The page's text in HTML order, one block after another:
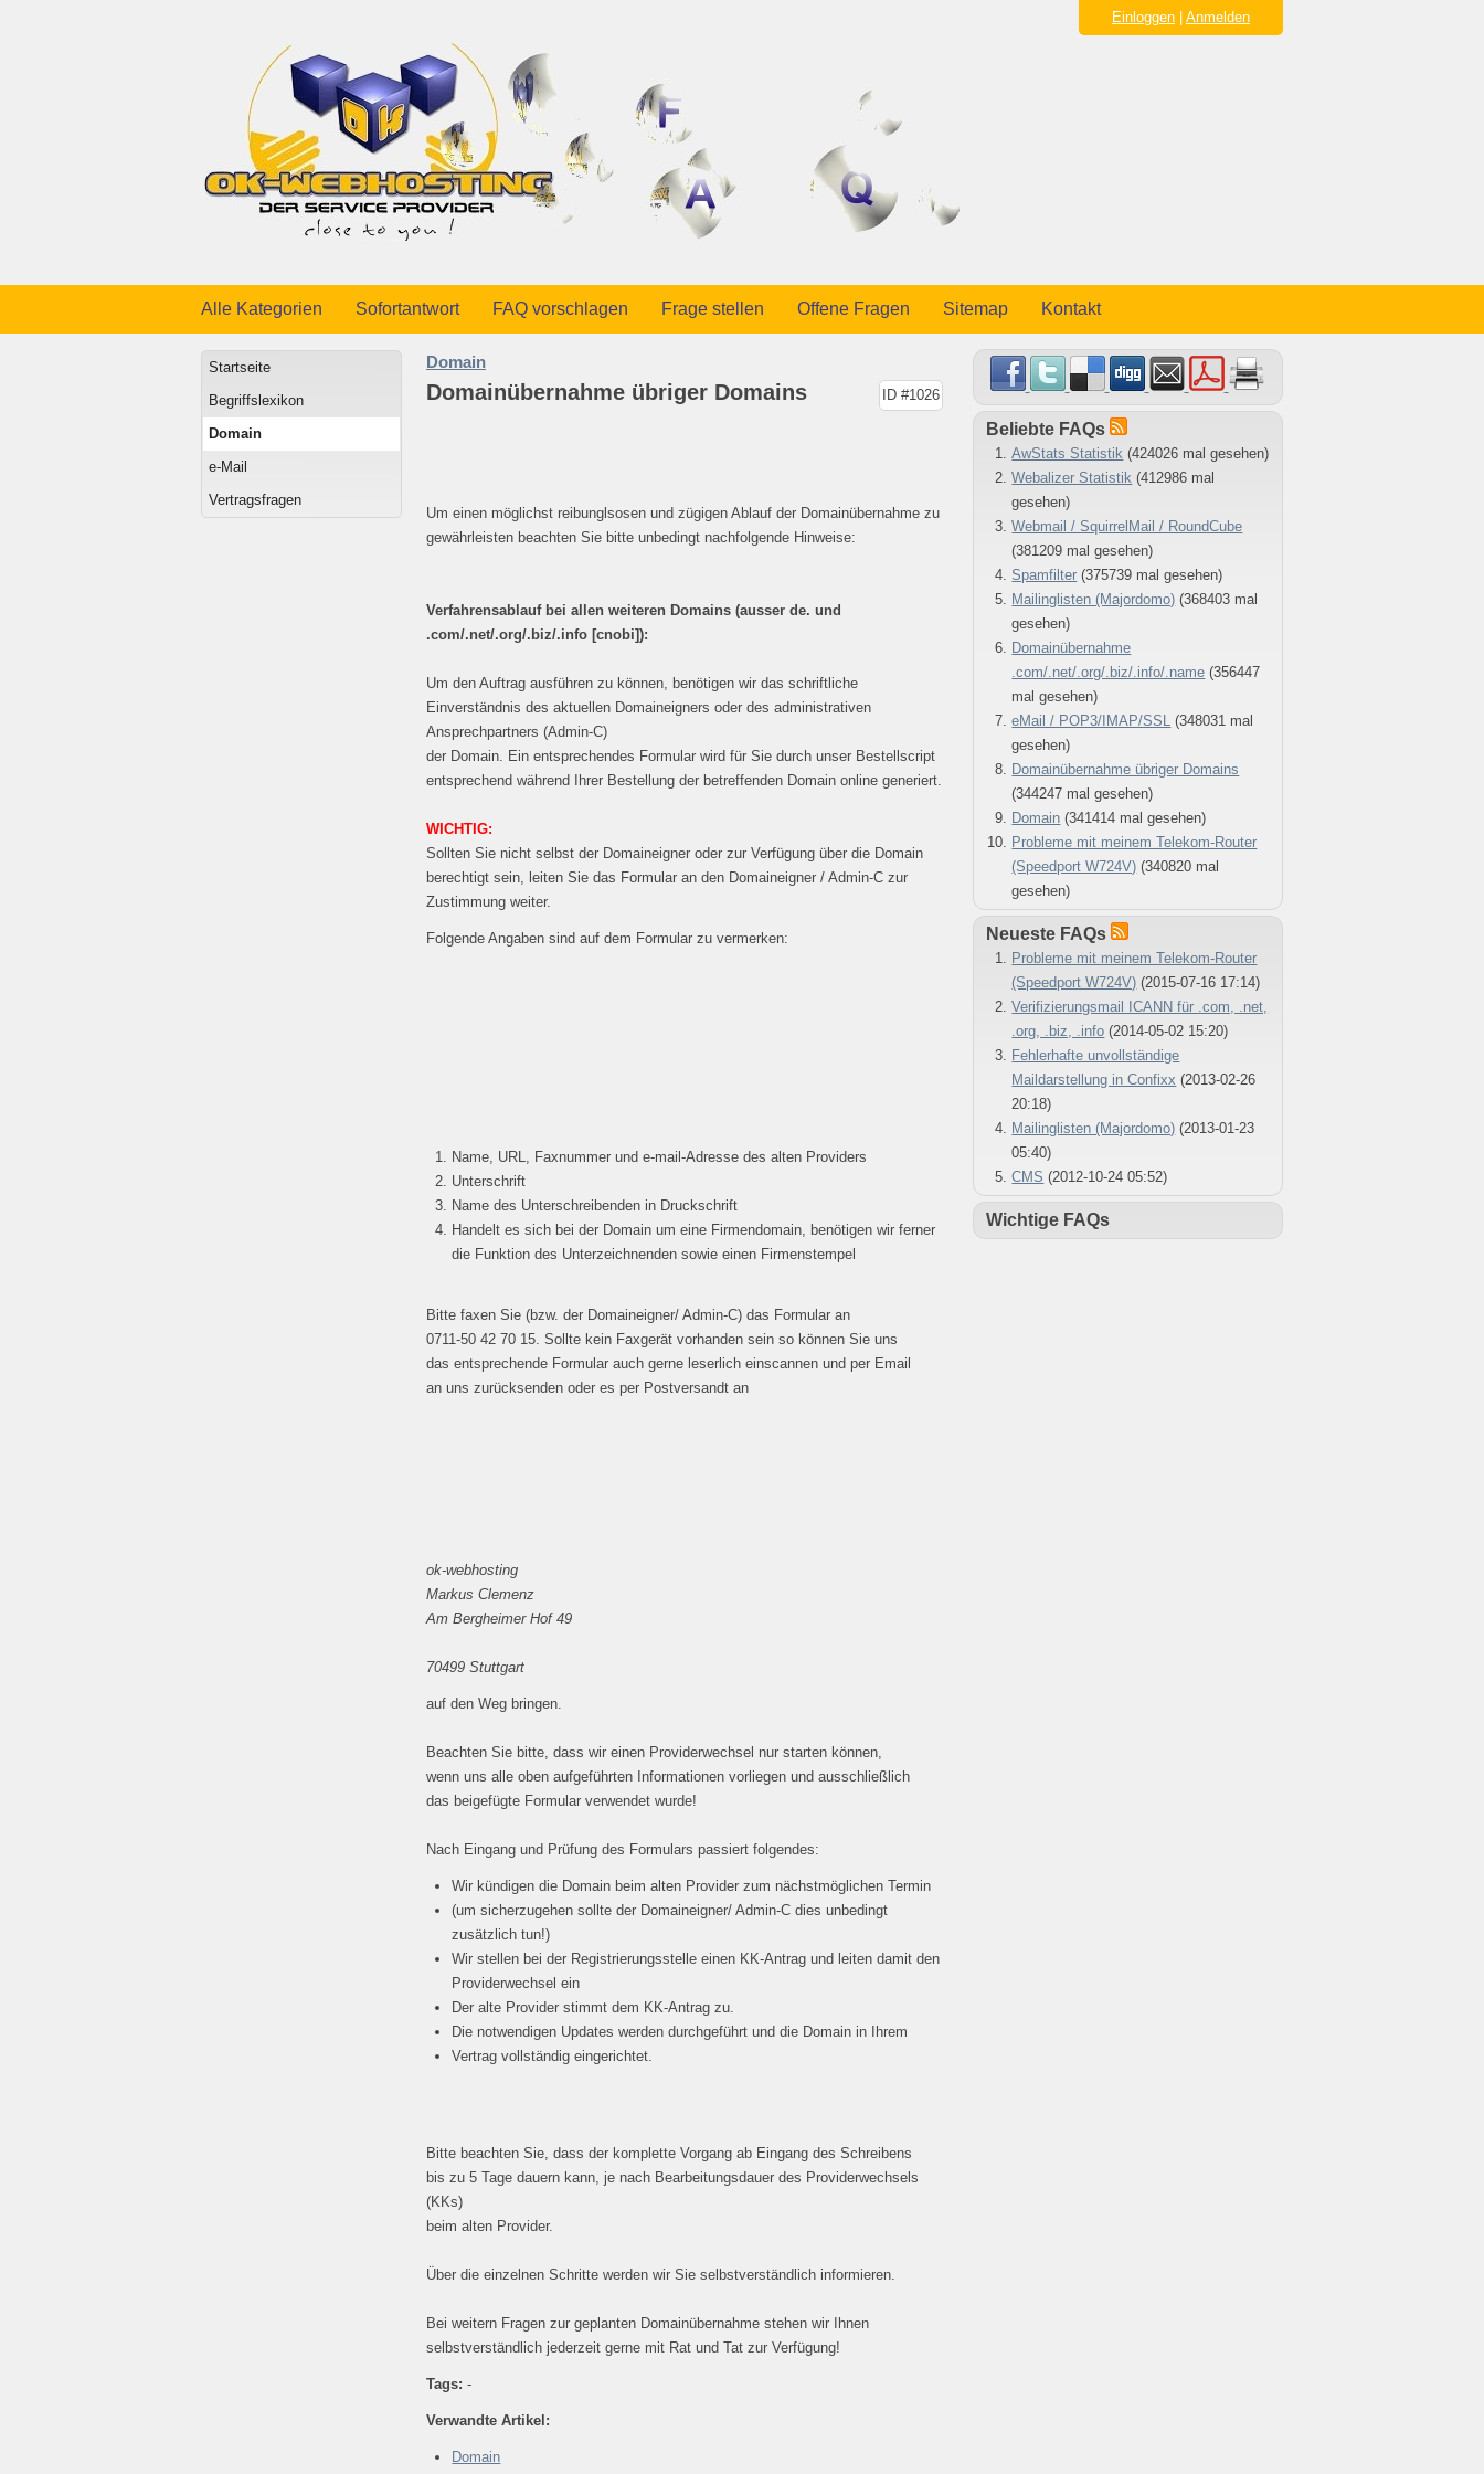
Einloggen Anmelden
Alle Kategorien Sofortantwort FAQ vorschlagen Frage stellen Offene Fragen Sitemap Kontakt
Startseite
Begriffslexikon
Domain
e-Mail
Vertragsfragen
Domain
ID #1026
Domainübernahme übriger Domains
Um einen möglichst reibunglsosen und zügigen Ablauf der Domainübernahme zu
gewährleisten beachten Sie bitte unbedingt nachfolgende Hinweise:
Verfahrensablauf bei allen weiteren Domains (ausser de. und
.com/.net/.org/.biz/.info [cnobi]):
Um den Auftrag ausführen zu können, benötigen wir das schriftliche
Einverständnis des aktuellen Domaineigners oder des administrativen
Ansprechpartners (Admin-C)
der Domain. Ein entsprechendes Formular wird für Sie durch unser Bestellscript
entsprechend während Ihrer Bestellung der betreffenden Domain online generiert.
WICHTIG:
Sollten Sie nicht selbst der Domaineigner oder zur Verfügung über die Domain
berechtigt sein, leiten Sie das Formular an den Domaineigner / Admin-C zur
Zustimmung weiter.
Folgende Angaben sind auf dem Formular zu vermerken:
Name, URL, Faxnummer und e-mail-Adresse des alten Providers
Unterschrift
Name des Unterschreibenden in Druckschrift
Handelt es sich bei der Domain um eine Firmendomain, benötigen wir ferner
die Funktion des Unterzeichnenden sowie einen Firmenstempel
Bitte faxen Sie (bzw. der Domaineigner/ Admin-C) das Formular an
0711-50 42 70 15. Sollte kein Faxgerät vorhanden sein so können Sie uns
das entsprechende Formular auch gerne leserlich einscannen und per Email
an uns zurücksenden oder es per Postversandt an
ok-webhosting
Markus Clemenz
Am Bergheimer Hof 49
70499 Stuttgart
auf den Weg bringen.
Beachten Sie bitte, dass wir einen Providerwechsel nur starten können,
wenn uns alle oben aufgeführten Informationen vorliegen und ausschließlich
das beigefügte Formular verwendet wurde!
Nach Eingang und Prüfung des Formulars passiert folgendes:
Wir kündigen die Domain beim alten Provider zum nächstmöglichen Termin
(um sicherzugehen sollte der Domaineigner/ Admin-C dies unbedingt
zusätzlich tun!)
Wir stellen bei der Registrierungsstelle einen KK-Antrag und leiten damit den
Providerwechsel ein
Der alte Provider stimmt dem KK-Antrag zu.
Die notwendigen Updates werden durchgeführt und die Domain in Ihrem
Vertrag vollständig eingerichtet.
Bitte beachten Sie, dass der komplette Vorgang ab Eingang des Schreibens
bis zu 5 Tage dauern kann, je nach Bearbeitungsdauer des Providerwechsels
(KKs)
beim alten Provider.
Über die einzelnen Schritte werden wir Sie selbstverständlich informieren.
Bei weitern Fragen zur geplanten Domainübernahme stehen wir Ihnen
selbstverständlich jederzeit gerne mit Rat und Tat zur Verfügung!
Tags: -
Verwandte Artikel:
Domain
Beliebte FAQs
AwStats Statistik (424026 mal gesehen)
Webalizer Statistik (412986 mal
gesehen)
Webmail / SquirrelMail / RoundCube
(381209 mal gesehen)
Spamfilter (375739 mal gesehen)
Mailinglisten (Majordomo) (368403 mal
gesehen)
Domainübernahme
.com/.net/.org/.biz/.info/.name (356447
mal gesehen)
eMail / POP3/IMAP/SSL (348031 mal
gesehen)
Domainübernahme übriger Domains
(344247 mal gesehen)
Domain (341414 mal gesehen)
Probleme mit meinem Telekom-Router
(Speedport W724V) (340820 mal
gesehen)
Neueste FAQs
Probleme mit meinem Telekom-Router
(Speedport W724V) (2015-07-16 17:14)
Verifizierungsmail ICANN für .com, .net,
.org, .biz, .info (2014-05-02 15:20)
Fehlerhafte unvollständige
Maildarstellung in Confixx (2013-02-26
20:18)
Mailinglisten (Majordomo) (2013-01-23
05:40)
CMS (2012-10-24 05:52)
Wichtige FAQs